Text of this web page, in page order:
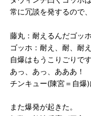
常に冗談を発するので
藤丸：耐えるんだゴッ
ゴッホ：耐え、耐、耐
自爆はもうこりごりです
あっ、あっ、あああ！
チンキュー(陳宮＝自爆)
また爆発が起きた。